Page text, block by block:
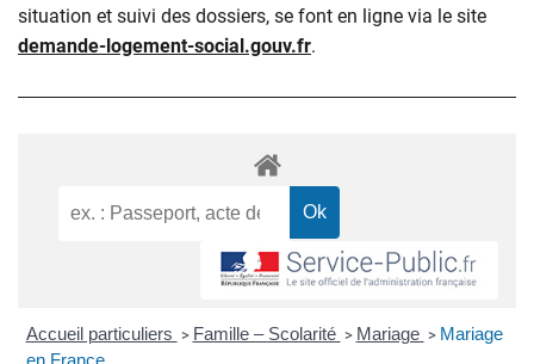
situation et suivi des dossiers, se font en ligne via le site
demande-logement-social.gouv.fr.
Accueil particuliers > Famille – Scolarité > Mariage > Mariage
en France